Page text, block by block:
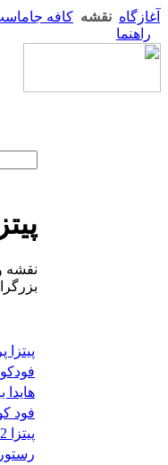
آغازگاه نقشه کافه
راهنما
نقشه
پیتزا
هایدا
فود
پیتزا 72